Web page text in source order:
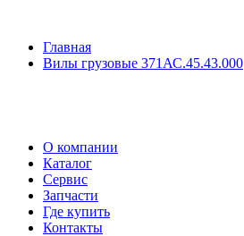
Главная
Вилы грузовые 371АС.45.43.000
О компании
Каталог
Сервис
Запчасти
Где купить
Контакты